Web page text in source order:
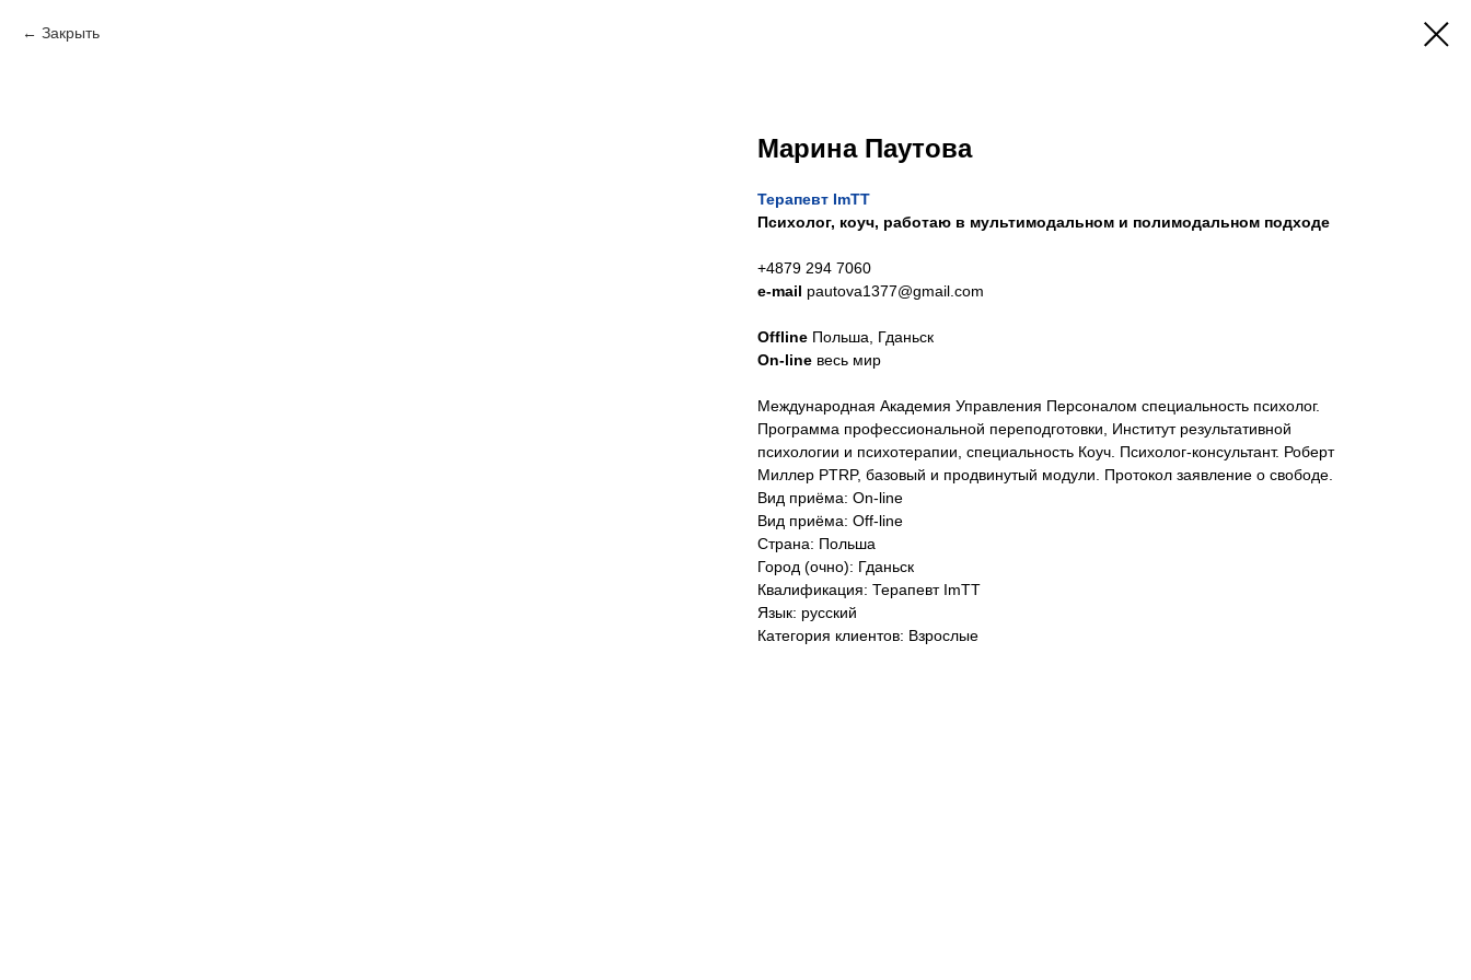
Закрыть
Марина Паутова
Терапевт ImTT
Психолог, коуч, работаю в мультимодальном и полимодальном подходе
+4879 294 7060
e-mail pautova1377@gmail.com
Offline Польша, Гданьск
On-line весь мир
Международная Академия Управления Персоналом специальность психолог.
Программа профессиональной переподготовки, Институт результативной
психологии и психотерапии, специальность Коуч. Психолог-консультант. Роберт
Миллер PTRP, базовый и продвинутый модули. Протокол заявление о свободе.
Вид приёма: On-line
Вид приёма: Off-line
Страна: Польша
Город (очно): Гданьск
Квалификация: Терапевт ImTT
Язык: русский
Категория клиентов: Взрослые